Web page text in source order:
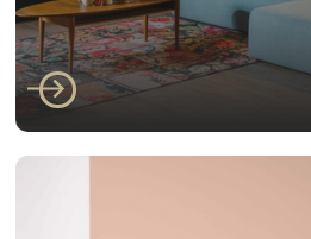
Faber
Faber E-matrix 1300/400
I